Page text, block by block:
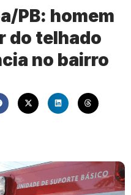
PB: homem
do telhado
no bairro